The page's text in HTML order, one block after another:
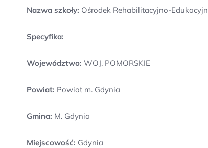
Nazwa szkoły: Ośrodek Rehabilitacyjno-
Specyfika:
Województwo: WOJ. POMORSKIE
Powiat: Powiat m. Gdynia
Gmina: M. Gdynia
Miejscowość: Gdynia